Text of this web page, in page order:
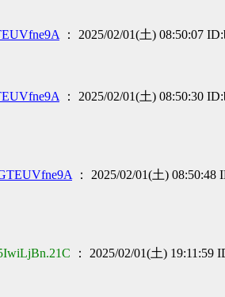
： 2025/02/01(土) 08:50:07
： 2025/02/01(土) 08:50:30
： 2025/02/01(土) 08:50:48
： 2025/02/01(土) 19:11:59